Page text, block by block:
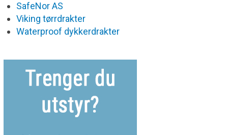
SafeNor AS
Viking tørrdrakter
Waterproof dykkerdrakter